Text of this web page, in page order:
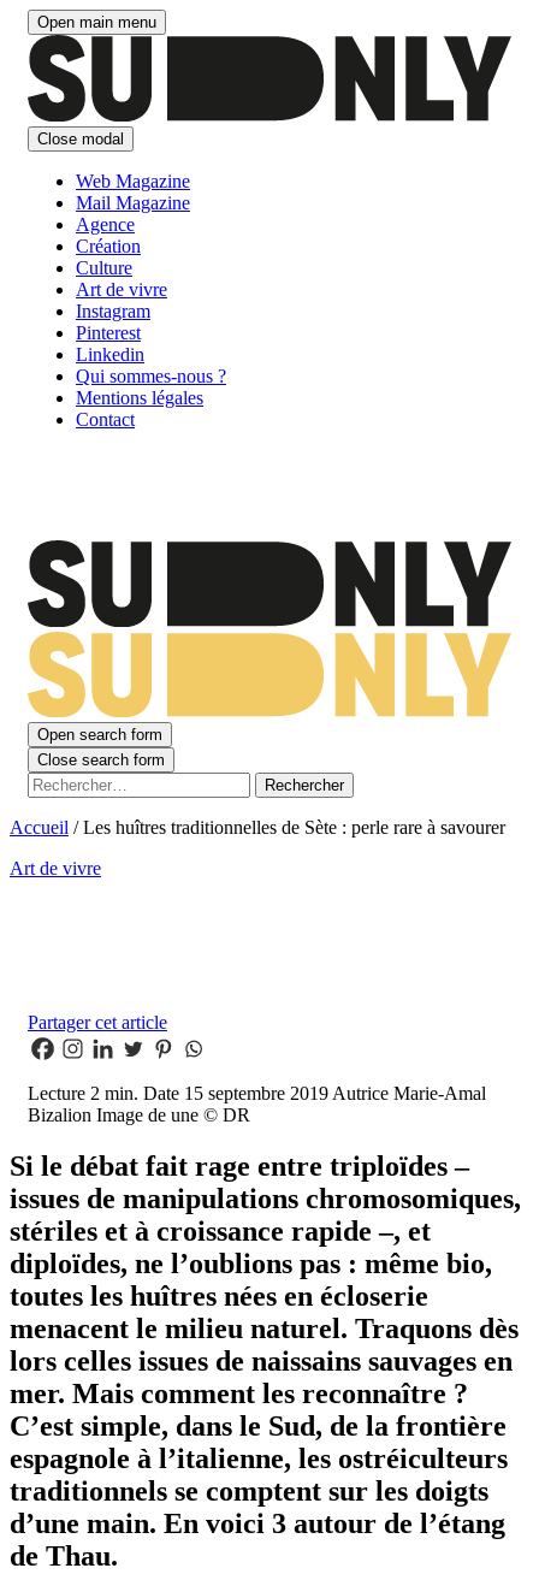
Aller
contenu
Open main menu
Close modal
Web Magazine
Mail Magazine
Agence
Création
Culture
Art de vivre
Instagram
Pinterest
Linkedin
Qui sommes-nous ?
Mentions légales
Contact
Open search form
Close search form
Rechercher :
Accueil /Les huîtres traditionnelles de Sète : perle rare à savourer
Art de vivre
Partager cet article
Lecture 2 min. Date 15 septembre 2019 Autrice Marie-Amal
Bizalion Image de une © DR
Si le débat fait rage entre triploïdes –
issues de manipulations chromosomiques,
stériles et à croissance rapide –, et
diploïdes, ne l’oublions pas : même bio,
toutes les huîtres nées en écloserie
menacent le milieu naturel. Traquons dès
lors celles issues de naissains sauvages en
mer. Mais comment les reconnaître ?
C’est simple, dans le Sud, de la frontière
espagnole à l’italienne, les ostréiculteurs
traditionnels se comptent sur les doigts
d’une main. En voici 3 autour de l’étang
de Thau.